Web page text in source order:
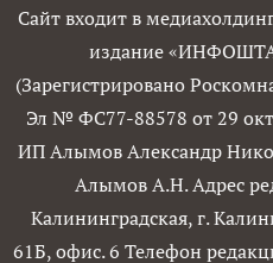
Сайт входит в
издание
(Зарегистрировано
Эл № ФС77-88578 от 29
ИП Алымов Александр
Алымов А.Н. Адрес
Калининградская, г.
61Б, офис. 6 Телефон